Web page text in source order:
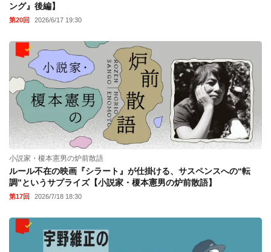
ング』後編】
第20回 2026/6/17 19:30
小説家・榎本憲男の炉前散語
ルール不在の映画『シラート』が仕掛ける、サスペンスへの“転
調”というサプライズ【小説家・榎本憲男の炉前散語】
第17回 2026/7/18 18:30